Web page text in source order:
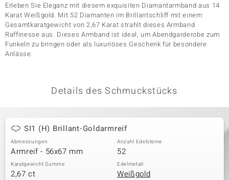
Classics
Erleben Sie Eleganz mit diesem exquisiten Diamantarmband aus 14
Karat Weißgold. Mit 52 Diamanten im Brillantschliff mit einem
Gesamtkaratgewicht von 2,67 Karat strahlt dieses Armband
Raffinesse aus. Dieses Armband ist ideal, um Abendgarderobe zum
Funkeln zu bringen oder als luxuriöses Geschenk für besondere
Anlässe.
Details des Schmuckstücks
SI1 (H) Brillant-Goldarmreif
Abmessungen
Armreif - 56x67 mm
Anzahl Edelsteine
52
Karatgewicht Summe
2,67 ct
Edelmetall
Weißgold